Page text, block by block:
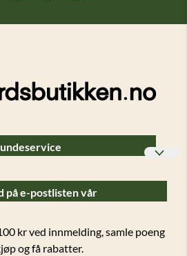
spørsmål (FAQ)
og retur
på e-postlisten vår
kr ved innmelding, samle poeng
og få rabatter.